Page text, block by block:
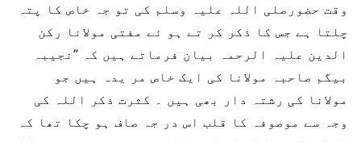
وقت حضورصلی اللہ علیہ وسلم کی تو جہ خاص کا پتہ
چلتا ہے جس کا ذکر کر تے ہو ئے مفتی مولانا رکن
الدین علیہ الرحمہ بیان فرماتے ہیں کہ ’’نجیبہ
بیگم صاحبہ مولانا کی ایک خاص مر یدہ ہیں جو
مولانا کی رشتہ دار بھی ہیں ۔ کثرت ذکر اللہ کی
وجہ سے موصوفہ کا قلب اس در جہ صاف ہو چکا تھا کہ